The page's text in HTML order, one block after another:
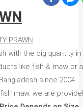
PRAWN
with the big quantity
like fish & maw or
since 2004.
maw. we are